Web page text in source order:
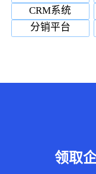
CRM系统
分销平台
领取